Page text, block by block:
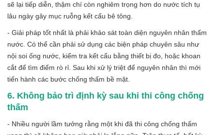
sẽ lại tiếp diễn, thậm chí còn nghiêm trọng hơn do nước tích tụ
lâu ngày gây mục ruỗng kết cấu bê tông.
- Giải pháp tốt nhất là phải khảo sát toàn diện nguyên nhân thấm
nước. Có thể cần phải sử dụng các biện pháp chuyên sâu như
nội soi ống nước, kiểm tra kết cấu bằng thiết bị đo, hoặc khoan
cắt để tìm điểm rò rỉ. Sau khi xử lý triệt để nguyên nhân thì mới
tiến hành các bước chống thấm bề mặt.
6. Không bảo trì định kỳ sau khi thi công chống
thấm
- Nhiều người lầm tưởng rằng một khi đã thi công chống thấm